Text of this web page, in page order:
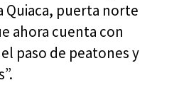
Quiaca, puerta norte
ahora cuenta con
paso de peatones y